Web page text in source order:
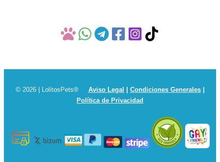
© 2026 | LolitosPets® Aviso Legal Condiciones Generales|
Política de Privacidad